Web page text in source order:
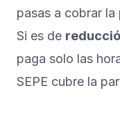
pasas a cobrar la
Si es de
paga solo las
SEPE cubre la